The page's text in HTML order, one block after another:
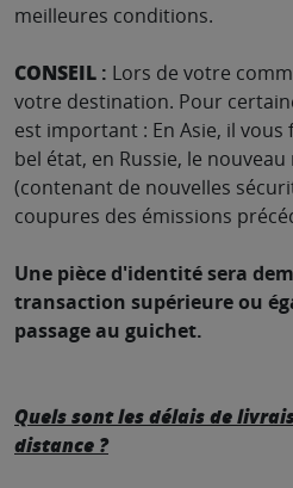
meilleures conditions.
CONSEIL : Lors de votre
votre destination. Pour
est important : En Asie, il
bel état, en Russie, le
(contenant de nouvelles
coupures des émissions
Une pièce d'identité sera
transaction supérieure ou
passage au guichet.
Quels sont les délais de
distance ?